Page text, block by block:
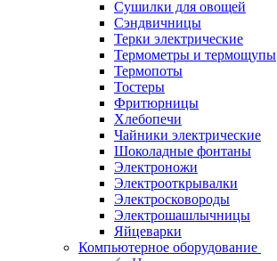
Сушилки для овощей
Сэндвичницы
Терки электрические
Термометры и термощупы
Термопоты
Тостеры
Фритюрницы
Хлебопечи
Чайники электрические
Шоколадные фонтаны
Электроножи
Электрооткрывалки
Электросковороды
Электрошашлычницы
Яйцеварки
Компьютерное оборудование